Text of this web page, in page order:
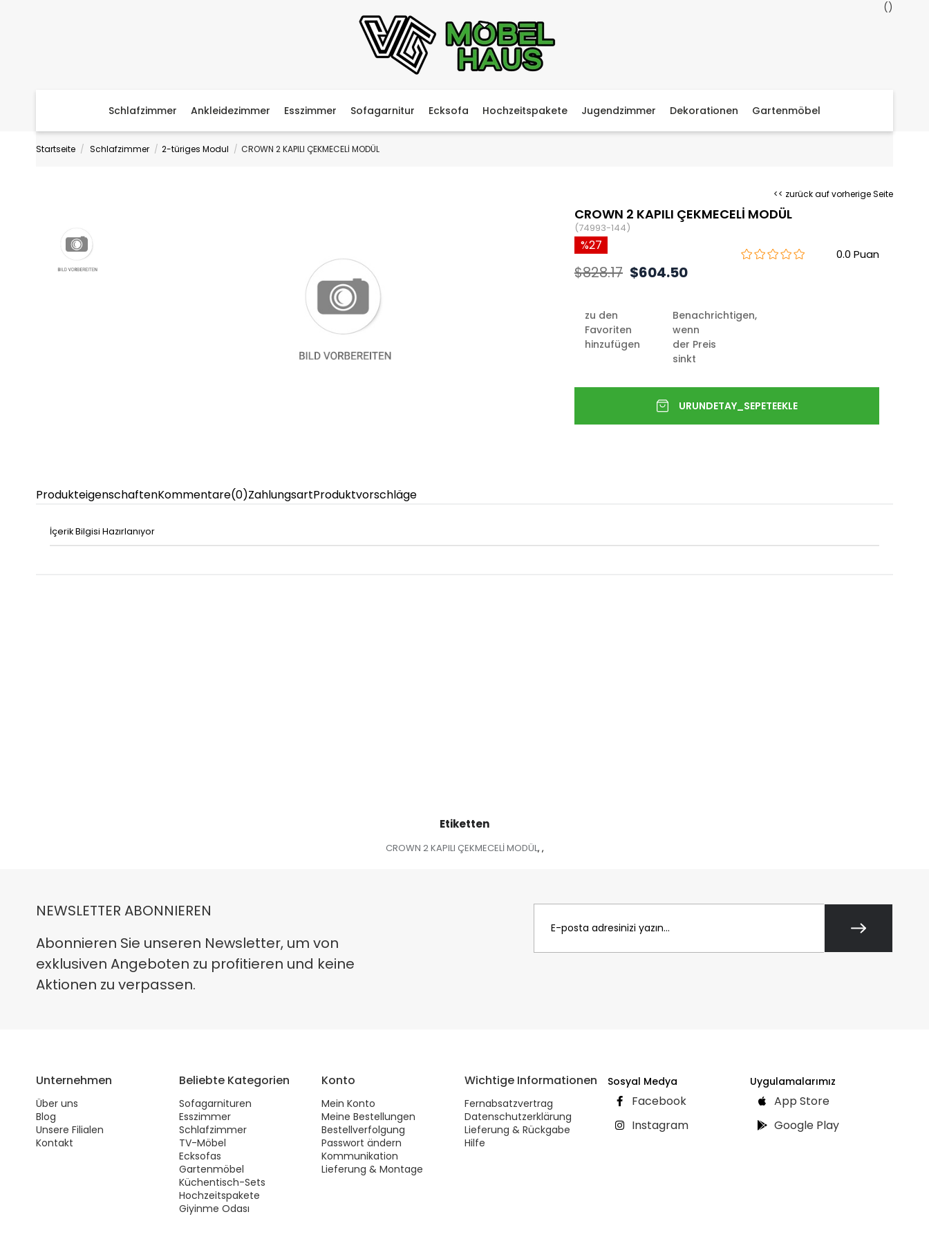
Schlafzimmer Ankleidezimmer Esszimmer Sofagarnitur Ecksofa Hochzeitspakete Jugendzimmer Dekorationen Gartenmöbel
Startseite Schlafzimmer 2-türiges Modul CROWN 2 KAPILI ÇEKMECELİ MODÜL
<< zurück auf vorherige Seite
CROWN 2 KAPILI ÇEKMECELİ MODÜL
(74993-144)
0.0
27
$828.17 $604.50
zu den
Favoriten
hinzufügen
Benachrichtigen,
wenn
der Preis
sinkt
ProdukteigenschaftenKommentare(0)ZahlungsartProduktvorschläge
İçerik Bilgisi Hazırlanıyor
Etiketten
CROWN 2 KAPILI ÇEKMECELİ MODÜL, ,
NEWSLETTER ABONNIEREN
Abonnieren Sie unseren Newsletter, um von
exklusiven Angeboten zu profitieren und keine
Aktionen zu verpassen.
Unternehmen
Über uns
Blog
Unsere Filialen
Kontakt
Beliebte Kategorien
Sofagarnituren
Esszimmer
Schlafzimmer
TV-Möbel
Ecksofas
Gartenmöbel
Küchentisch-Sets
Hochzeitspakete
Giyinme Odası
Konto
Mein Konto
Meine Bestellungen
Bestellverfolgung
Passwort ändern
Kommunikation
Lieferung & Montage
Wichtige Informationen
Fernabsatzvertrag
Datenschutzerklärung
Lieferung & Rückgabe
Hilfe
Sosyal Medya
Facebook
Instagram
Uygulamalarımız
App Store
Google Play